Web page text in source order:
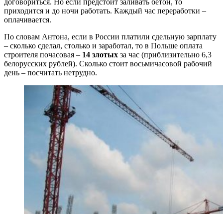
приходится и до ночи работать. Каждый час переработки –
оплачивается.
По словам Антона, если в России платили сдельную зарплату
– сколько сделал, столько и заработал, то в Польше оплата
строителя почасовая – 14 злотых за час (приблизительно 6,3
белорусских рублей). Сколько стоит восьмичасовой рабочий
день – посчитать нетрудно.